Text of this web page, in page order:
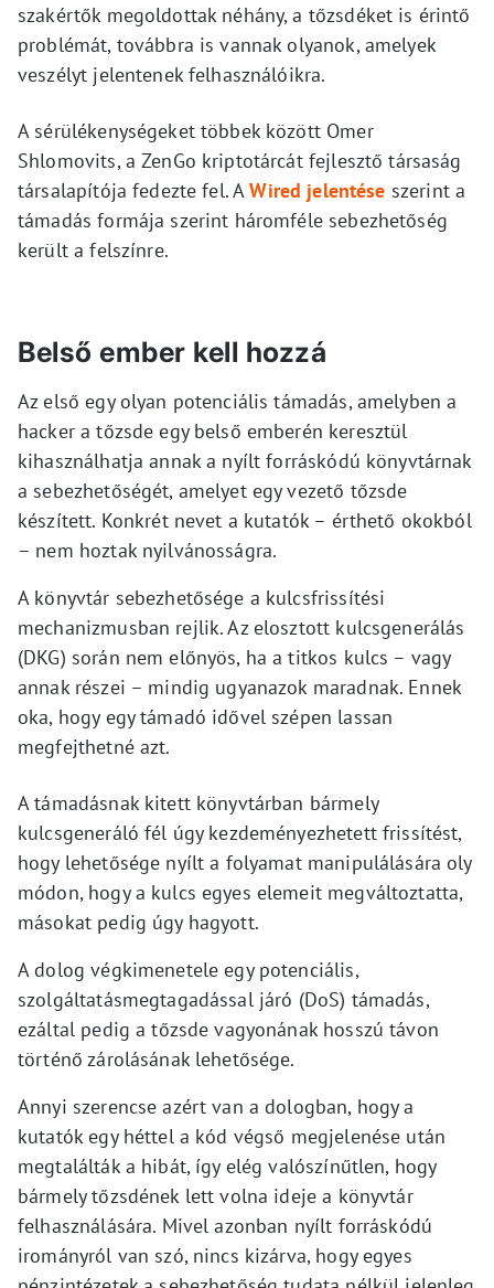
szakértők megoldottak néhány, a tőzsdéket is érintő
problémát, továbbra is vannak olyanok, amelyek
veszélyt jelentenek felhasználóikra.
A sérülékenységeket többek között Omer
Shlomovits, a ZenGo kriptotárcát fejlesztő társaság
társalapítója fedezte fel. AWired jelentése szerint a
támadás formája szerint háromféle sebezhetőség
került a felszínre.
Belső ember kell hozzá
Az első egy olyan potenciális támadás, amelyben a
hacker a tőzsde egy belső emberén keresztül
kihasználhatja annak a nyílt forráskódú könyvtárnak
a sebezhetőségét, amelyet egy vezető tőzsde
készített. Konkrét nevet a kutatók – érthető okokból
– nem hoztak nyilvánosságra.
A könyvtár sebezhetősége a kulcsfrissítési
mechanizmusban rejlik. Az elosztott kulcsgenerálás
(DKG) során nem előnyös, ha a titkos kulcs – vagy
annak részei – mindig ugyanazok maradnak. Ennek
oka, hogy egy támadó idővel szépen lassan
megfejthetné azt.
A támadásnak kitett könyvtárban bármely
kulcsgeneráló fél úgy kezdeményezhetett frissítést,
hogy lehetősége nyílt a folyamat manipulálására oly
módon, hogy a kulcs egyes elemeit megváltoztatta,
másokat pedig úgy hagyott.
A dolog végkimenetele egy potenciális,
szolgáltatásmegtagadással járó (DoS) támadás,
ezáltal pedig a tőzsde vagyonának hosszú távon
történő zárolásának lehetősége.
Annyi szerencse azért van a dologban, hogy a
kutatók egy héttel a kód végső megjelenése után
megtalálták a hibát, így elég valószínűtlen, hogy
bármely tőzsdének lett volna ideje a könyvtár
felhasználására. Mivel azonban nyílt forráskódú
irományról van szó, nincs kizárva, hogy egyes